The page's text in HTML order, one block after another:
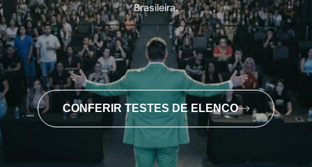
Brasileira.
CONFERIR TESTES DE ELENCO